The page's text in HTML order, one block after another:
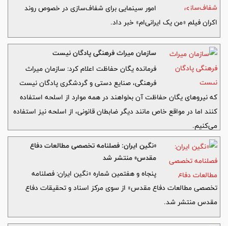
امور سینمایی برای شفاف‌سازی در خصوص روند
اکران فیلم «من یک ایرانی‌ام» خبر داد.
سازمان میراث فرهنگی پادگان نیست
فرمانده یگان حفاظت اعلام کرد: سازمان میراث
فرهنگی، صنایع دستی و گردشگری پادگان نیست
که نیروهای یگان حفاظت آن بخواهند در همه موارد از اسلحه استفاده
کنند اما در مواقع خاص مانند دیگر ضابطان قانونی، از اسلحه نیز استفاده
می‌کنیم.
«نگین ایران: فصلنامه تخصصی مطالعات دفاع
مقدس» منتشر شد
پنجاه و هفتمین شماره «نگین ایران: فصلنامه
تخصصی مطالعات دفاع مقدس» از سوی مرکز اسناد و تحقیقات دفاع
مقدس منتشر شد.